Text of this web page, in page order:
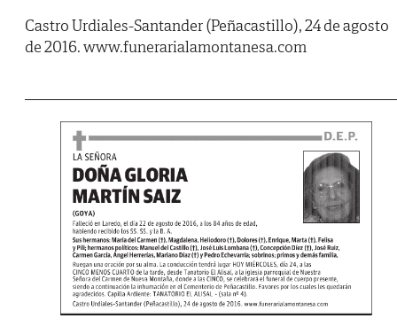
Castro Urdiales-Santander (Peñacastillo), 24 de agosto
de 2016. www.funerarialamontanesa.com